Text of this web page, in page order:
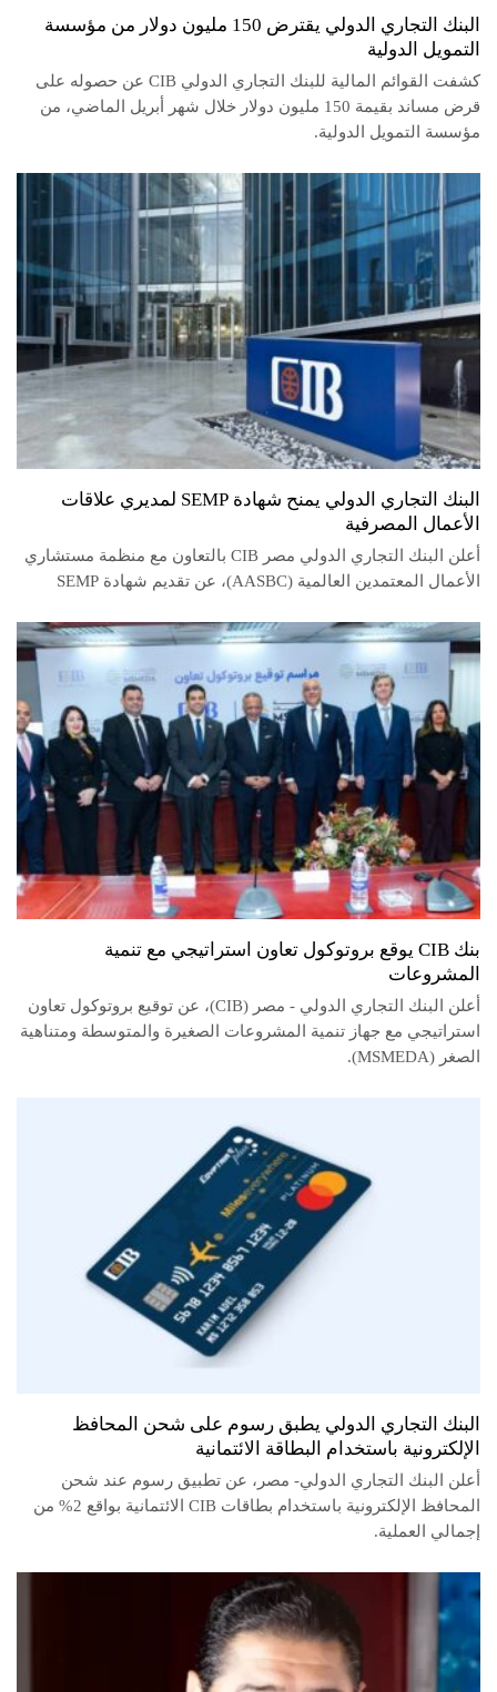
البنك التجاري الدولي يقترض 150 مليون دولار من مؤسسة
التمويل الدولية
كشفت القوائم المالية للبنك التجاري الدولي CIB عن حصوله على
قرض مساند بقيمة 150 مليون دولار خلال شهر أبريل الماضي، من
مؤسسة التمويل الدولية.
البنك التجاري الدولي يمنح شهادة SEMP لمديري علاقات
الأعمال المصرفية
أعلن البنك التجاري الدولي مصر CIB بالتعاون مع منظمة مستشاري
الأعمال المعتمدين العالمية (AASBC)، عن تقديم شهادة SEMP
بنك CIB يوقع بروتوكول تعاون استراتيجي مع تنمية
المشروعات
أعلن البنك التجاري الدولي - مصر (CIB)، عن توقيع بروتوكول تعاون
استراتيجي مع جهاز تنمية المشروعات الصغيرة والمتوسطة ومتناهية
الصغر (MSMEDA).
البنك التجاري الدولي يطبق رسوم على شحن المحافظ
الإلكترونية باستخدام البطاقة الائتمانية
أعلن البنك التجاري الدولي- مصر، عن تطبيق رسوم عند شحن
المحافظ الإلكترونية باستخدام بطاقات CIB الائتمانية بواقع 2% من
إجمالي العملية.